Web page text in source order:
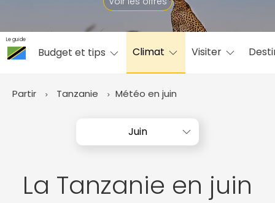
Le guide
Budget et tips Climat Visiter
Partir Tanzanie Météo en juin
Juin
La Tanzanie en juin
☀️ Où partir par mois
Mars Avril
Juillet
Août Septembre
Octobre